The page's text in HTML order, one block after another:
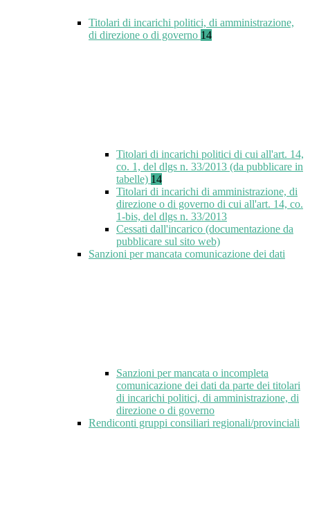
Titolari di incarichi politici, di amministrazione,
di direzione o di governo 14
Titolari di incarichi politici di cui all'art. 14,
co. 1, del dlgs n. 33/2013 (da pubblicare in
tabelle) 14
Titolari di incarichi di amministrazione, di
direzione o di governo di cui all'art. 14, co.
1-bis, del dlgs n. 33/2013
Cessati dall'incarico (documentazione da
pubblicare sul sito web)
Sanzioni per mancata comunicazione dei dati
Sanzioni per mancata o incompleta
comunicazione dei dati da parte dei titolari
di incarichi politici, di amministrazione, di
direzione o di governo
Rendiconti gruppi consiliari regionali/provinciali